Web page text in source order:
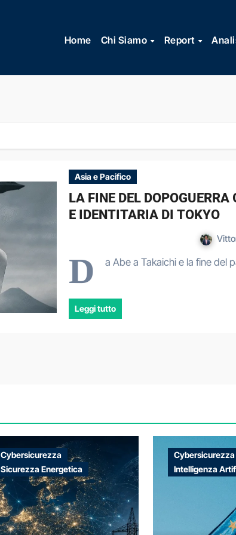
contenuto
Home Chi Siamo Report
Asia e Pacifico
LA FINE DEL
E IDENTITARIA DI TOKYO
D
a Abe a Takaichi e la fine del
Leggi tutto
Cybersicurezza
Sicurezza Energetica
Cybersicurezza
Intelligenza